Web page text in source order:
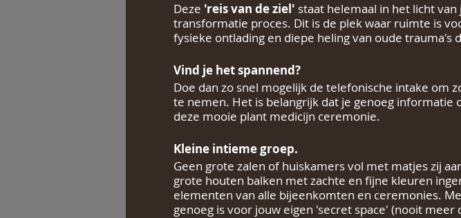
Deze 'reis van de ziel' staat helemaal in het licht
transformatie proces. Dit is de plek waar ruimte is
fysieke ontlading en diepe heling van oude trauma's
Vind je het spannend?
Doe dan zo snel mogelijk de telefonische intake om
te nemen. Het is belangrijk dat je genoeg
deze mooie plant medicijn ceremonie.
Kleine intieme groep.
Geen grote zalen of huiskamers vol met matjes zij
grote houten balken met zachte en fijne kleuren
elementen van alle bijeenkomten en ceremonies.
genoeg is voor jouw eigen 'secret space' (nooit meer